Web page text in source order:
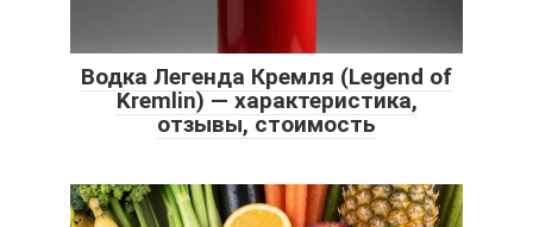
Водка Легенда Кремля (Legend of
Kremlin) — характеристика,
отзывы, стоимость